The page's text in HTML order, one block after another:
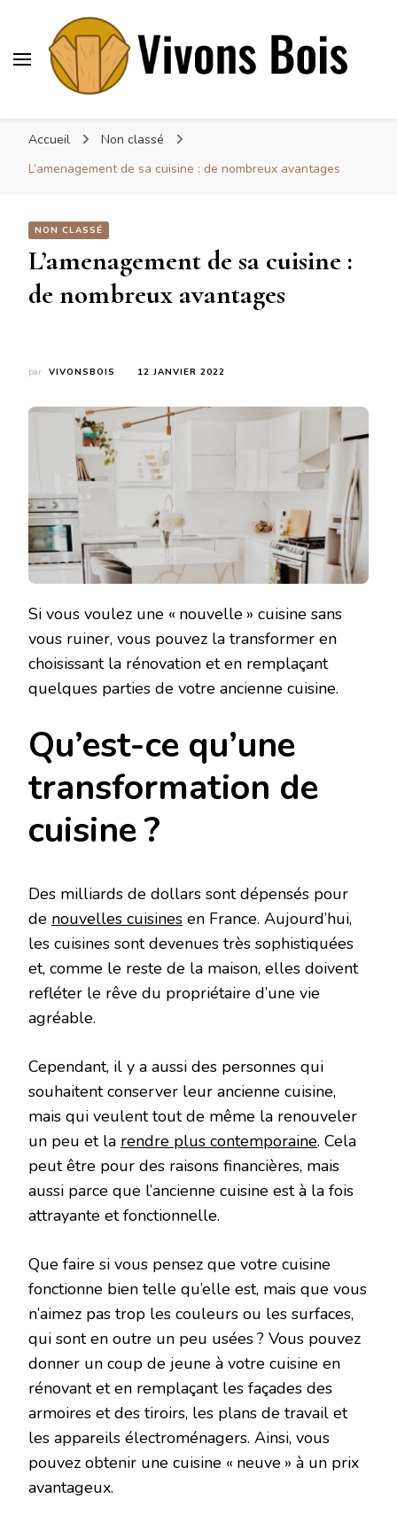
Accueil
Non classé
L’amenagement de sa cuisine : de nombreux avantages
NON CLASSÉ
L’amenagement de sa cuisine :
de nombreux avantages
par VIVONSBOIS 12 JANVIER 2022
Si vous voulez une « nouvelle » cuisine sans
vous ruiner, vous pouvez la transformer en
choisissant la rénovation et en remplaçant
quelques parties de votre ancienne cuisine.
Qu’est-ce qu’une
transformation de
cuisine ?
Des milliards de dollars sont dépensés pour
de nouvelles cuisines en France. Aujourd’hui,
les cuisines sont devenues très sophistiquées
et, comme le reste de la maison, elles doivent
refléter le rêve du propriétaire d’une vie
agréable.
Cependant, il y a aussi des personnes qui
souhaitent conserver leur ancienne cuisine,
mais qui veulent tout de même la renouveler
un peu et la rendre plus contemporaine. Cela
peut être pour des raisons financières, mais
aussi parce que l’ancienne cuisine est à la fois
attrayante et fonctionnelle.
Que faire si vous pensez que votre cuisine
fonctionne bien telle qu’elle est, mais que vous
n’aimez pas trop les couleurs ou les surfaces,
qui sont en outre un peu usées ? Vous pouvez
donner un coup de jeune à votre cuisine en
rénovant et en remplaçant les façades des
armoires et des tiroirs, les plans de travail et
les appareils électroménagers. Ainsi, vous
pouvez obtenir une cuisine « neuve » à un prix
avantageux.